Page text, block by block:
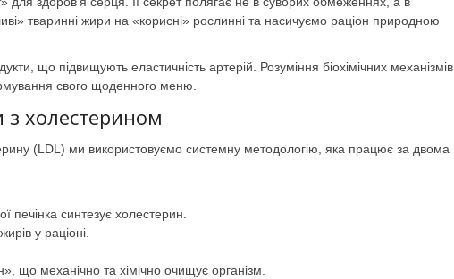
тваринні жири на «корисні» рослинні та насичуємо раціон природною
що підвищують еластичність артерій. Розуміння біохімічних механізмів
свого щоденного меню.
з холестерином
(LDL) ми використовуємо системну методологію, яка працює за двома
печінка синтезує холестерин.
у раціоні.
що механічно та хімічно очищує організм.